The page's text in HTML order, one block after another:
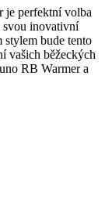
je perfektní volba
svou inovativní
stylem bude tento
vašich běžeckých
RB Warmer a